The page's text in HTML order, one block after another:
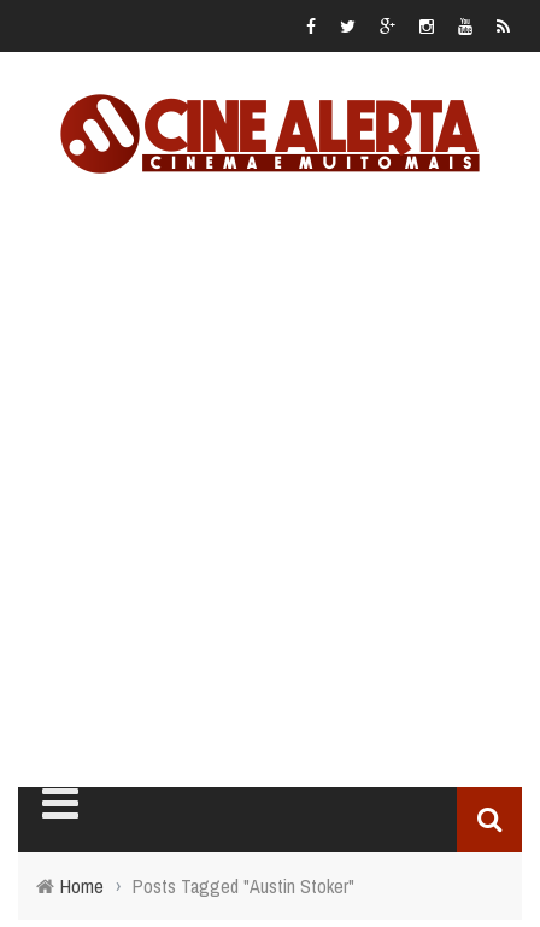
Home › Posts Tagged "Austin Stoker"